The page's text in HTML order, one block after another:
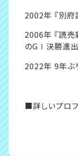
2002年 『別
2006年 『読
のGⅠ決勝進出
2022年 9年ぶ
■詳しいプロ